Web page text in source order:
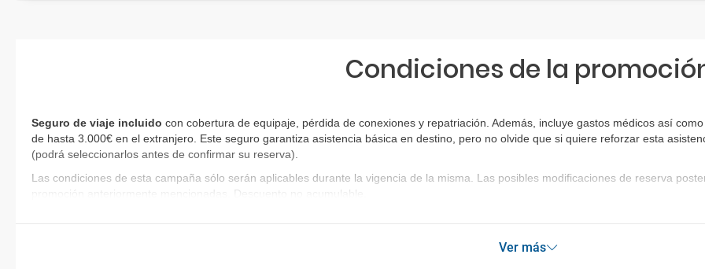
Condiciones de la
Seguro de viaje incluido con cobertura de equipaje, pérdida de conexiones y repatriación. Además, incluye gastos médicos así
de hasta 3.000€ en el extranjero. Este seguro garantiza asistencia básica en destino, pero no olvide que si quiere reforzar esta
(podrá seleccionarlos antes de confirmar su reserva)
Las condiciones de esta campaña sólo serán aplicables durante la vigencia de la misma. Las posibles modificaciones de reserva
promoción anteriormente mencionadas. Descuento no acumulable.
Ver más